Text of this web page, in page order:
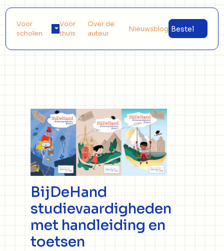
Voor
scholen
Voor
thuis
Over de
auteur
Nieuwsblog Bestel
BijDeHand
studievaardigheden
met handleiding en
toetsen